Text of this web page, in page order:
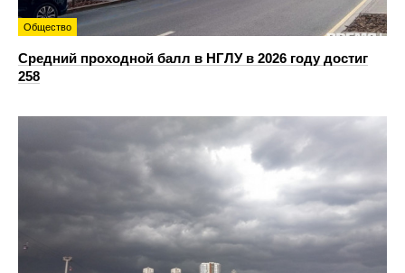
Общество
Средний проходной балл в НГЛУ в 2026 году достиг
258